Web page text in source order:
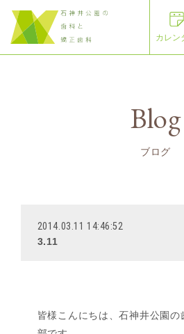
カレン
Blog
ブログ
2014.03.11 14:46:52
3.11
皆様こんにちは、石神井公園